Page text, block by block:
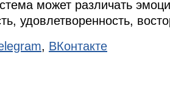
может различать
удовлетворенность,
, ВКонтакте